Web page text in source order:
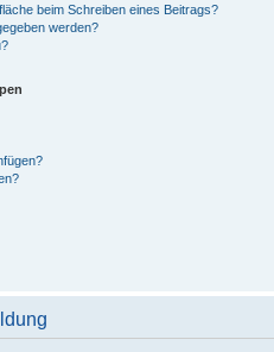
beim Schreiben eines Beitrags?
werden?